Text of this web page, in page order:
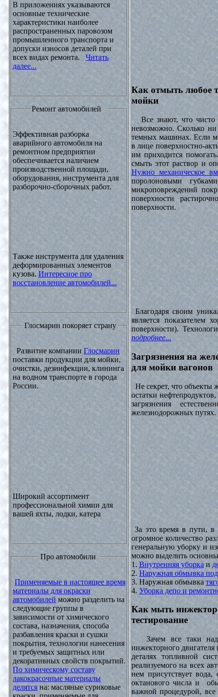
В приложениях указываются
основные технические
характеристики наиболее
распространенных паровозом
промышленного транспорта и
допуски износов деталей при
всех видах ремонта. Читать
далее...
Ремонт автомобилей
Эффективная разборка
аварийного автомобиля на
ремонтном предприятии
обеспечивается наличием
производственной площади,
оборудования, инструмента для
разборочно-сборочных работ.
Также инструмента для удаления
деформированных элементов
кузова.Интересное про
восстановление автомобилей...
Глосмарин покоряет страну
Развитие компании Глосмарин
поставки продукции для мойки,
очистки, дезинфекции, клининга
на водном транспорте в города
России.
Широкий ассортимент
профессиональной химии для
вашей яхты, лодки, катера
Про автомобили
Применяемые в настоящее время
материалы для окраски
автомобилей можно разделить на
следующие группы в
зависимости от химического
состава, назначения, способа
разбавления краски и сушки
покрытия, технологии нанесения
и требуемых защитных или
декоративных свойств покрытий.
По химическому составу
лакокрасочные материалы
делятся на: масляные суриковые
Как отмыть любое
мойки
Все знают, что чисто
невозможно. Сколько
темных машинах. Если
в лице поверхностно-
им приходится
смыть этот раствор и
Нужно механическое
поролоновыми
микроповреждений
поверхности
поверхности.
Благодаря своим
является показателем
поверхности).
подробнее...
Загрязнения на
для мойки вагонов
Не секрет, что объекты
остатки нефтепродуктов,
загрязнения
железнодорожных путях.
За это время в пути, в
огромное количество
генеральную уборку и
можно выделить
1. Внутренняя уборка и
2. Наружная обмывка
3. Наружная обмывка
4. Уборка депо и
Как мыть
тестирование
Зачем все таки
инжекторного
деталях топливной
реализуемого на всех
нем присутствует
октанового числа и
важной процедурой, все